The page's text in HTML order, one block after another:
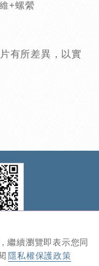
繼續瀏覽即表示您同
隱私權保護政策
+螺縈
有所差異 ，以實
網頁設計 : 新視野|隱私